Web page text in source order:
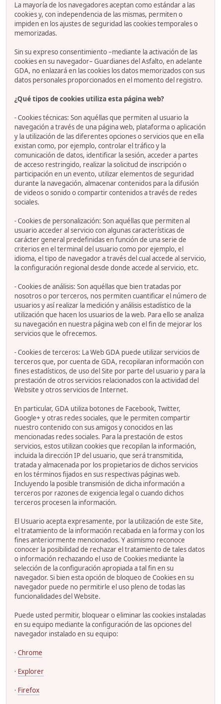
La mayoría de los navegadores aceptan como estándar a las
cookies y, con independencia de las mismas, permiten o
impiden en los ajustes de seguridad las cookies temporales o
memorizadas.
Sin su expreso consentimiento –mediante la activación de las
cookies en su navegador– Guardianes del Asfalto, en adelante
GDA, no enlazará en las cookies los datos memorizados con sus
datos personales proporcionados en el momento del registro.
¿Qué tipos de cookies utiliza esta página web?
- Cookies técnicas: Son aquéllas que permiten al usuario la
navegación a través de una página web, plataforma o aplicación
y la utilización de las diferentes opciones o servicios que en ella
existan como, por ejemplo, controlar el tráfico y la
comunicación de datos, identificar la sesión, acceder a partes
de acceso restringido, realizar la solicitud de inscripción o
participación en un evento, utilizar elementos de seguridad
durante la navegación, almacenar contenidos para la difusión
de videos o sonido o compartir contenidos a través de redes
sociales.
- Cookies de personalización: Son aquéllas que permiten al
usuario acceder al servicio con algunas características de
carácter general predefinidas en función de una serie de
criterios en el terminal del usuario como por ejemplo, el
idioma, el tipo de navegador a través del cual accede al servicio,
la configuración regional desde donde accede al servicio, etc.
- Cookies de análisis: Son aquéllas que bien tratadas por
nosotros o por terceros, nos permiten cuantificar el número de
usuarios y así realizar la medición y análisis estadístico de la
utilización que hacen los usuarios de la web. Para ello se analiza
su navegación en nuestra página web con el fin de mejorar los
servicios que le ofrecemos.
- Cookies de terceros: La Web GDA puede utilizar servicios de
terceros que, por cuenta de GDA, recopilaran información con
fines estadísticos, de uso del Site por parte del usuario y para la
prestación de otros servicios relacionados con la actividad del
Website y otros servicios de Internet.
En particular, GDA utiliza botones de Facebook, Twitter,
Google+ y otras redes sociales, que le permiten compartir
nuestro contenido con sus amigos y conocidos en las
mencionadas redes sociales. Para la prestación de estos
servicios, estos utilizan cookies que recopilan la información,
incluida la dirección IP del usuario, que será transmitida,
tratada y almacenada por los propietarios de dichos servicios
en los términos fijados en sus respectivas páginas web.
Incluyendo la posible transmisión de dicha información a
terceros por razones de exigencia legal o cuando dichos
terceros procesen la información.
El Usuario acepta expresamente, por la utilización de este Site,
el tratamiento de la información recabada en la forma y con los
fines anteriormente mencionados. Y asimismo reconoce
conocer la posibilidad de rechazar el tratamiento de tales datos
o información rechazando el uso de Cookies mediante la
selección de la configuración apropiada a tal fin en su
navegador. Si bien esta opción de bloqueo de Cookies en su
navegador puede no permitirle el uso pleno de todas las
funcionalidades del Website.
Puede usted permitir, bloquear o eliminar las cookies instaladas
en su equipo mediante la configuración de las opciones del
navegador instalado en su equipo:
· Chrome
· Explorer
· Firefox